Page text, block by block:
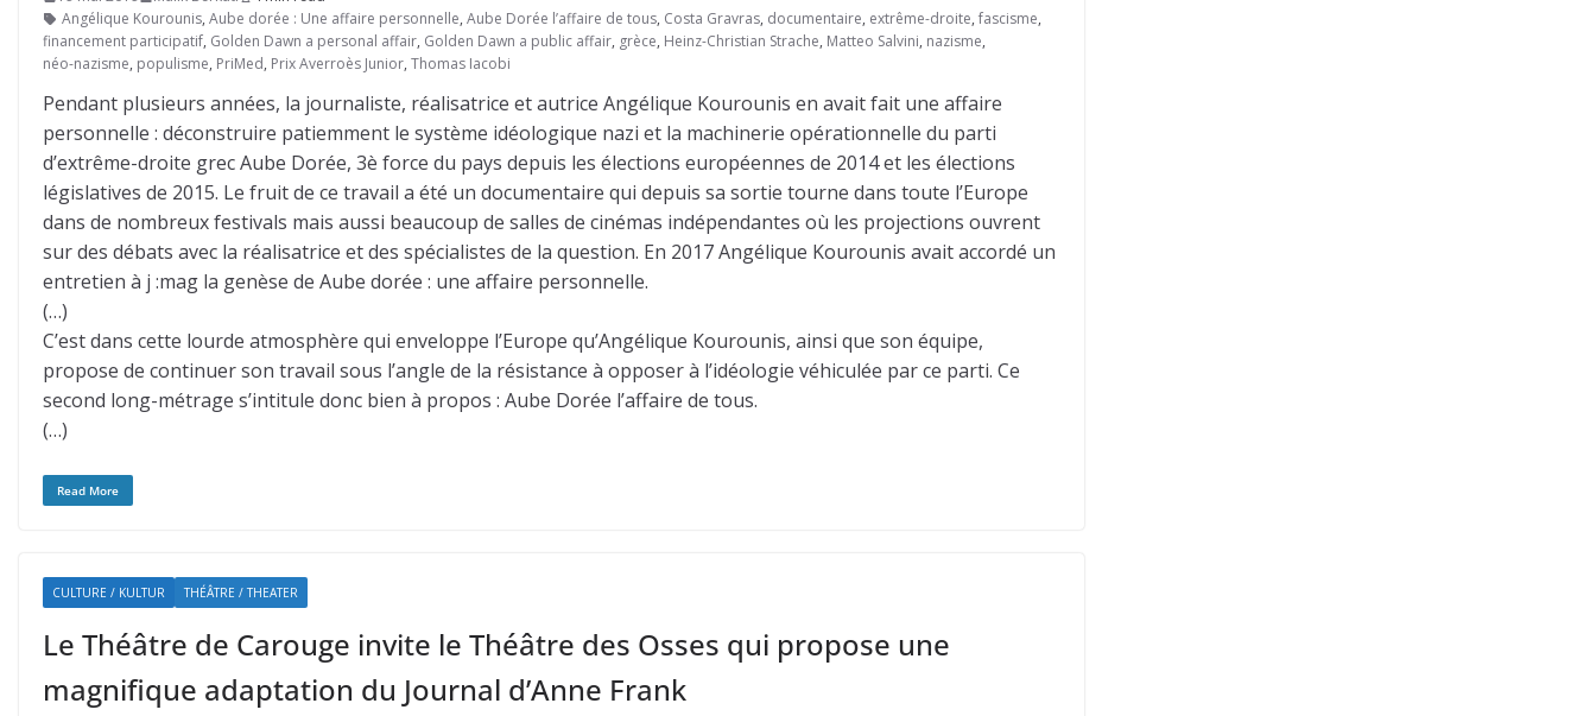
Angélique Kourounis, Aube dorée : Une affaire personnelle, Aube Dorée l’affaire de tous, Costa Gravras, documentaire, extrême-droite, fascisme,
financement participatif, Golden Dawn a personal affair, Golden Dawn a public affair, grèce, Heinz-Christian Strache, Matteo Salvini, nazisme,
néo-nazisme, populisme, PriMed, Prix Averroès Junior, Thomas Iacobi
Pendant plusieurs années, la journaliste, réalisatrice et autrice Angélique Kourounis en avait fait une affaire
personnelle : déconstruire patiemment le système idéologique nazi et la machinerie opérationnelle du parti
d’extrême-droite grec Aube Dorée, 3è force du pays depuis les élections européennes de 2014 et les élections
législatives de 2015. Le fruit de ce travail a été un documentaire qui depuis sa sortie tourne dans toute l’Europe
dans de nombreux festivals mais aussi beaucoup de salles de cinémas indépendantes où les projections ouvrent
sur des débats avec la réalisatrice et des spécialistes de la question. En 2017 Angélique Kourounis avait accordé un
entretien à j :mag la genèse de Aube dorée : une affaire personnelle.
(…)
C’est dans cette lourde atmosphère qui enveloppe l’Europe qu’Angélique Kourounis, ainsi que son équipe,
propose de continuer son travail sous l’angle de la résistance à opposer à l’idéologie véhiculée par ce parti. Ce
second long-métrage s’intitule donc bien à propos : Aube Dorée l’affaire de tous.
(…)
Read More
CULTURE / KULTUR THÉÂTRE / THEATER
Le Théâtre de Carouge invite le Théâtre des Osses qui propose une
magnifique adaptation du Journal d’Anne Frank